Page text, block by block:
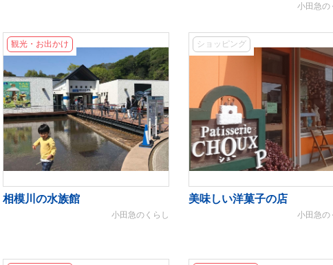
小田急の
観光・お出かけ
相模川の水族館
小田急のくらし
ショッピング
美味しい洋菓子の店
小田急の